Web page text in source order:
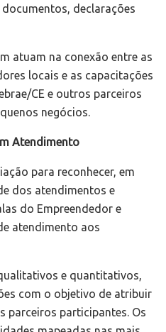
declarações
atuam na conexão entre as
locais e as capacitações
CE e outros parceiros
negócios.
Atendimento
para reconhecer, em
dos atendimentos e
do Empreendedor e
atendimento aos
e quantitativos,
com o objetivo de atribuir
parceiros participantes. Os